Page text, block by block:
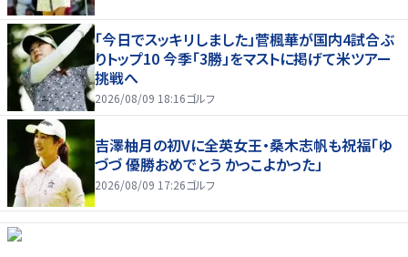
「今日でスッキリしました」菅楓華が国内4試合ぶ
りトップ10 今季「3勝」をマストに掲げて米ツアー
挑戦へ
2026/08/09 18:16ゴルフ
吉澤柚月の初Vに全英女王・桑木志帆も祝福「ゆ
づづ 優勝おめでとう かっこよかった」
2026/08/09 17:26ゴルフ